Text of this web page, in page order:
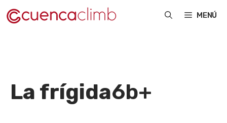
Saltar
al
MENÚ
La frígida6b+